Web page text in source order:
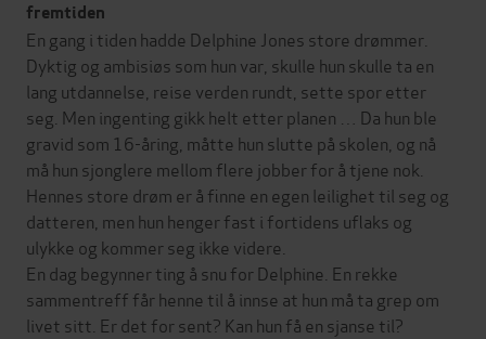
fremtiden
En gang i tiden hadde Delphine Jones store drømmer.
Dyktig og ambisiøs som hun var, skulle hun skulle ta en
lang utdannelse, reise verden rundt, sette spor etter
seg. Men ingenting gikk helt etter planen … Da hun ble
gravid som 16-åring, måtte hun slutte på skolen, og nå
må hun sjonglere mellom flere jobber for å tjene nok.
Hennes store drøm er å finne en egen leilighet til seg og
datteren, men hun henger fast i fortidens uflaks og
ulykke og kommer seg ikke videre.
En dag begynner ting å snu for Delphine. En rekke
sammentreff får henne til å innse at hun må ta grep om
livet sitt. Er det for sent? Kan hun få en sjanse til?